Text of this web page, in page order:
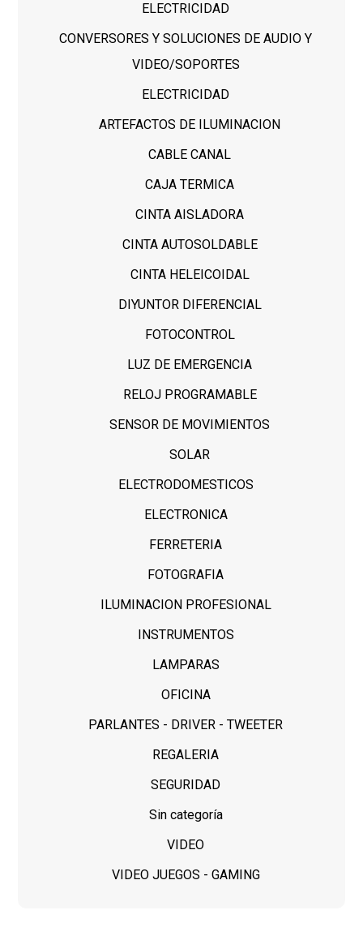
ELECTRICIDAD
CONVERSORES Y SOLUCIONES DE AUDIO Y
VIDEO/SOPORTES
ELECTRICIDAD
ARTEFACTOS DE ILUMINACION
CABLE CANAL
CAJA TERMICA
CINTA AISLADORA
CINTA AUTOSOLDABLE
CINTA HELEICOIDAL
DIYUNTOR DIFERENCIAL
FOTOCONTROL
LUZ DE EMERGENCIA
RELOJ PROGRAMABLE
SENSOR DE MOVIMIENTOS
SOLAR
ELECTRODOMESTICOS
ELECTRONICA
FERRETERIA
FOTOGRAFIA
ILUMINACION PROFESIONAL
INSTRUMENTOS
LAMPARAS
OFICINA
PARLANTES - DRIVER - TWEETER
REGALERIA
SEGURIDAD
Sin categoría
VIDEO
VIDEO JUEGOS - GAMING